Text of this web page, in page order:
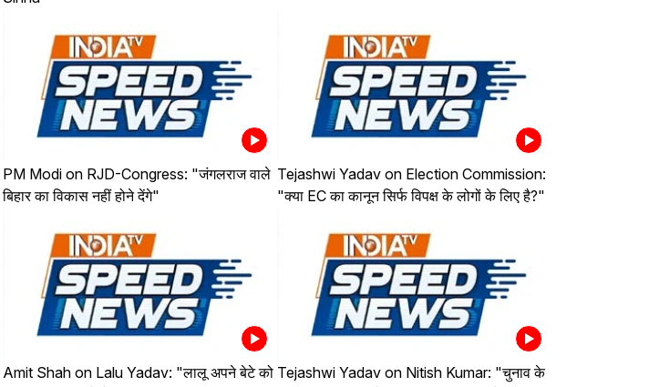
PM Modi on RJD-Congress: "जंगलराज वाले
बिहार का विकास नहीं होने देंगे"
Tejashwi Yadav on Election Commission:
"क्या EC का कानून सिर्फ विपक्ष के लोगों के लिए है?"
Amit Shah on Lalu Yadav: "लालू अपने बेटे को Tejashwi Yadav on Nitish Kumar: "चुनाव के